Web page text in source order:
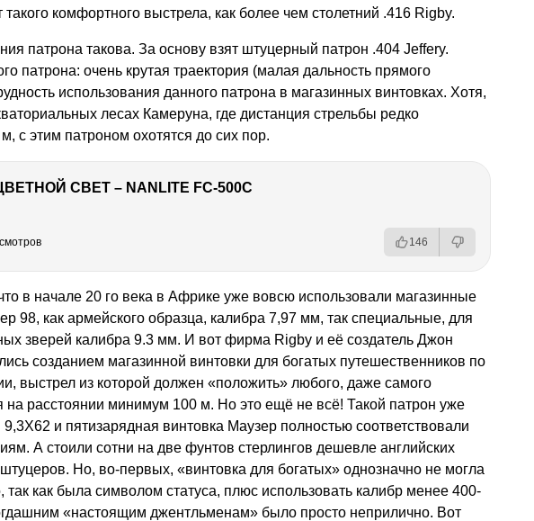
такого комфортного выстрела, как более чем столетний .416 Rigby.
патрона такова. За основу взят штуцерный патрон .404 Jeffery.
патрона: очень крутая траектория (малая дальность прямого
использования данного патрона в магазинных винтовках. Хотя,
лесах Камеруна, где дистанция стрельбы редко
с этим патроном охотятся до сих пор.
СВЕТ – NANLITE FC-500C
146
в начале 20 го века в Африке уже вовсю использовали магазинные
98, как армейского образца, калибра 7,97 мм, так специальные, для
зверей калибра 9.3 мм. И вот фирма Rigby и её создатель Джон
созданием магазинной винтовки для богатых путешественников по
выстрел из которой должен «положить» любого, даже самого
на расстоянии минимум 100 м. Но это ещё не всё! Такой патрон уже
и пятизарядная винтовка Маузер полностью соответствовали
А стоили сотни на две фунтов стерлингов дешевле английских
Но, во-первых, «винтовка для богатых» однозначно не могла
так как была символом статуса, плюс использовать калибр менее 400-
«настоящим джентльменам» было просто неприлично. Вот